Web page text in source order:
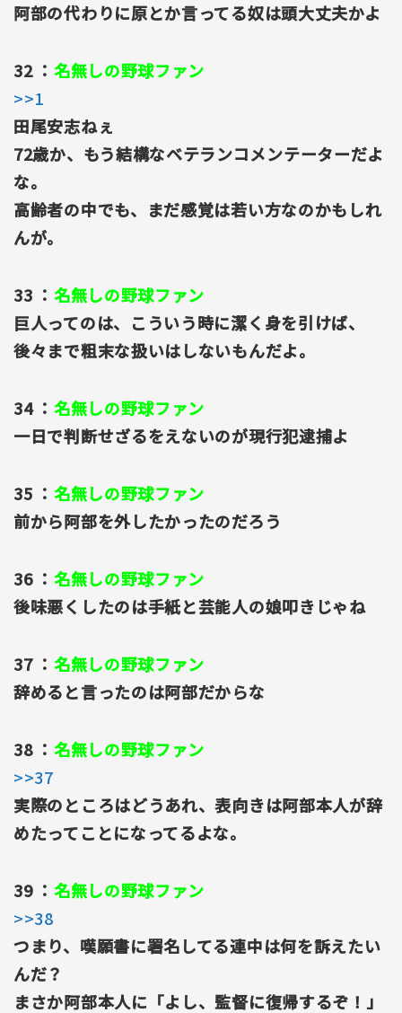
阿部の代わりに原とか言ってる奴は頭大丈夫かよ
32 ： 名無しの野球ファン
>>1
田尾安志ねぇ
72歳か、もう結構なベテランコメンテーターだよ
な。
高齢者の中でも、まだ感覚は若い方なのかもしれ
んが。
33 ： 名無しの野球ファン
巨人ってのは、こういう時に潔く身を引けば、
後々まで粗末な扱いはしないもんだよ。
34 ： 名無しの野球ファン
一日で判断せざるをえないのが現行犯逮捕よ
35 ： 名無しの野球ファン
前から阿部を外したかったのだろう
36 ： 名無しの野球ファン
後味悪くしたのは手紙と芸能人の娘叩きじゃね
37 ： 名無しの野球ファン
辞めると言ったのは阿部だからな
38 ： 名無しの野球ファン
>>37
実際のところはどうあれ、表向きは阿部本人が辞
めたってことになってるよな。
39 ： 名無しの野球ファン
>>38
つまり、嘆願書に署名してる連中は何を訴えたい
んだ？
まさか阿部本人に「よし、監督に復帰するぞ！」